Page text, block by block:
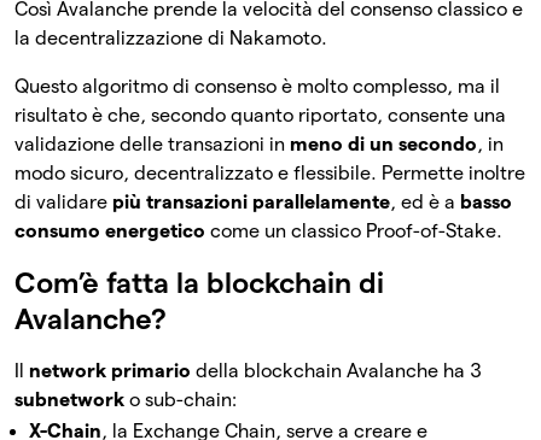
Così Avalanche prende la velocità del consenso classico e
la decentralizzazione di Nakamoto.
Questo algoritmo di consenso è molto complesso, ma il
risultato è che, secondo quanto riportato, consente una
validazione delle transazioni in meno di un secondo, in
modo sicuro, decentralizzato e flessibile. Permette inoltre
di validare più transazioni parallelamente, ed è a basso
consumo energetico come un classico Proof-of-Stake.
Com’è fatta la blockchain di
Avalanche?
network primario della blockchain Avalanche ha 3
subnetwork o sub-chain:
X-Chain, la Exchange Chain, serve a creare e